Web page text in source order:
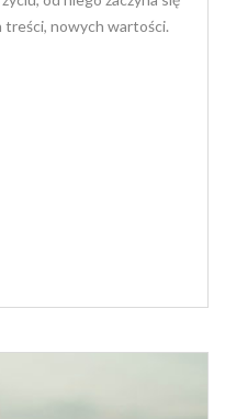
nowych wartości.